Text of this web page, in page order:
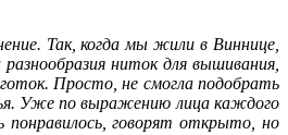
Так, когда мы жили в Виннице,
ниток для вышивания,
Просто, не смогла подобрать
Уже по выражению лица каждого
говорят открыто, но